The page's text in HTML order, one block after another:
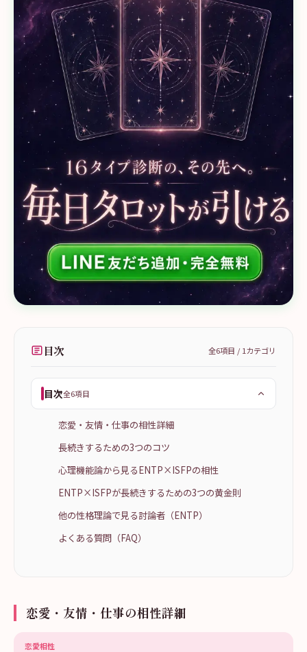
目次 全6項目 / 1カテゴリ
目次全6項目
恋愛・友情・仕事の相性詳細
長続きするための3つのコツ
心理機能論から見るENTP×ISFPの相性
ENTP×ISFPが長続きするための3つの黄金則
他の性格理論で見る討論者（ENTP）
よくある質問（FAQ）
恋愛・友情・仕事の相性詳細
恋愛相性